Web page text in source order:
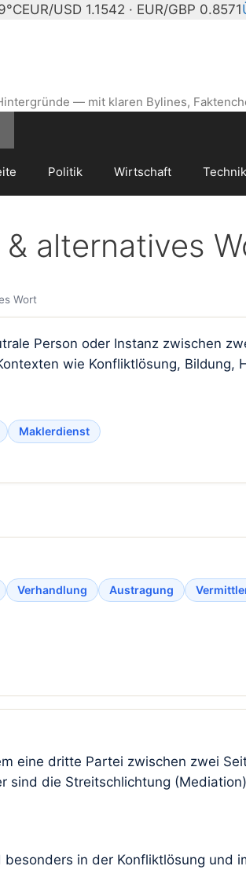
EUR/USD 1.1542 · EUR/GBP 0.8571
— mit klaren Bylines,
Politik Wirtschaft Technik
alternatives
Wort
Person oder Instanz zwischen
wie Konfliktlösung, Bildung,
Maklerdienst
Verhandlung Austragung
eine dritte Partei zwischen zwei
sind die Streitschlichtung
in der Konfliktlösung und